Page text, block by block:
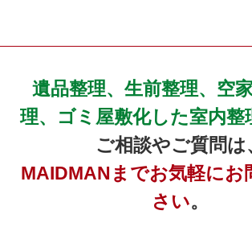
遺品整理、生前整理、空
理、ゴミ屋敷化した室内整
ご相談やご質問は
MAIDMANまでお気軽にお
さい。